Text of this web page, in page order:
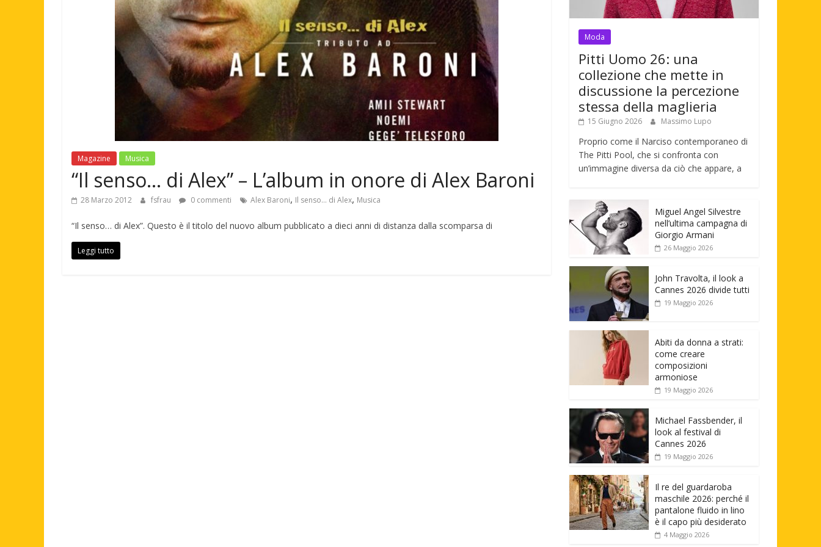
Magazine Musica
“Il senso… di Alex” – L’album in onore di Alex Baroni
28 Marzo 2012 fsfrau 0 commenti Alex Baroni, Il senso... di Alex, Musica
“Il senso… di Alex”. Questo è il titolo del nuovo album pubblicato a dieci anni di distanza dalla scomparsa di
Leggi tutto
Moda
Pitti Uomo 26: una
collezione che mette in
discussione la percezione
stessa della maglieria
15 Giugno 2026 Massimo Lupo
Proprio come il Narciso contemporaneo di
The Pitti Pool, che si confronta con
un’immagine diversa da ciò che appare, a
Miguel Angel Silvestre
nell’ultima campagna di
Giorgio Armani
26 Maggio 2026
John Travolta, il look a
Cannes 2026 divide tutti
19 Maggio 2026
Abiti da donna a strati:
come creare
composizioni
armoniose
19 Maggio 2026
Michael Fassbender, il
look al festival di
Cannes 2026
19 Maggio 2026
Il re del guardaroba
maschile 2026: perché il
pantalone fluido in lino
è il capo più desiderato
4 Maggio 2026